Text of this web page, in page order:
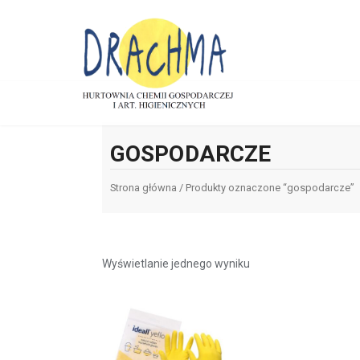
GOSPODARCZE
Strona główna / Produkty oznaczone “gospodarcze”
Wyświetlanie jednego wyniku